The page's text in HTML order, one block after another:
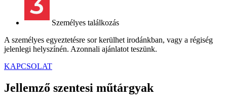
Személyes találkozás
A személyes egyeztetésre sor kerülhet irodánkban, vagy a régiség
jelenlegi helyszínén. Azonnali ajánlatot teszünk.
KAPCSOLAT
Jellemző szentesi műtárgyak